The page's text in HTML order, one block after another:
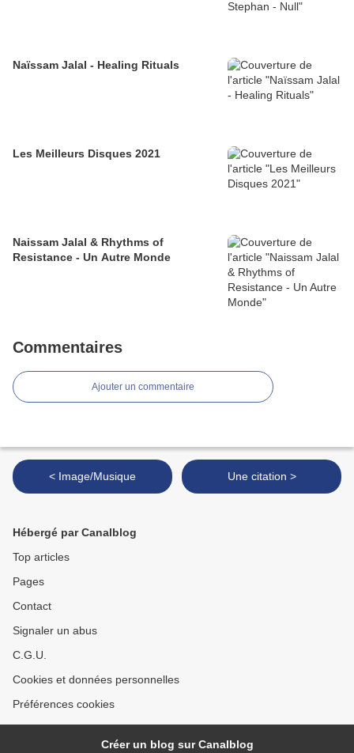
Naïssam Jalal - Healing Rituals
Les Meilleurs Disques 2021
Naissam Jalal & Rhythms of
Resistance - Un Autre Monde
Commentaires
Ajouter un commentaire
< Image/Musique Une citation >
Hébergé par Canalblog
Top articles
Pages
Contact
Signaler un abus
C.G.U.
Cookies et données personnelles
Préférences cookies
Créer un blog sur Canalblog